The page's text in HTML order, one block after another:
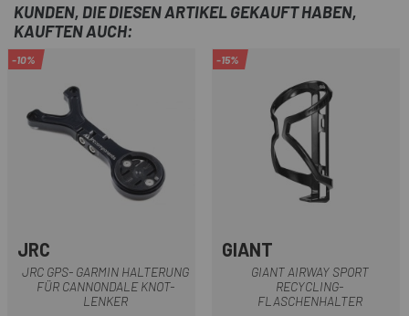
KUNDEN, DIE DIESEN ARTIKEL GEKAUFT HABEN,
KAUFTEN AUCH:
-10%
JRC
JRC GPS- GARMIN HALTERUNG
FÜR CANNONDALE KNOT-
LENKER
-15%
GIANT
GIANT AIRWAY SPORT
RECYCLING-
FLASCHENHALTER